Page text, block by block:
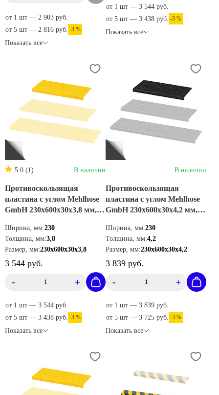
от 1 шт — 2 903 руб.
от 5 шт — 2 816 руб. -3 %
Показать все
от 1 шт — 3 544 руб.
от 5 шт — 3 438 руб. -3 %
Показать все
5.0 (1) В наличии
Противоскользящая
пластина с углом Mehlhose
GmbH 230х600х30х3,8 мм,
GKMG2300600
Ширина, мм:230
Толщина, мм:3,8
Размер, мм:230х600х30х3,8
3 544 руб.
- +
от 1 шт — 3 544 руб.
от 5 шт — 3 438 руб. -3 %
Показать все
В наличии
Противоскользящая
пластина с углом Mehlhose
GmbH 230х600х30х4,2 мм,
Ширина, мм:230
Толщина, мм:4,2
Размер, мм:230х600х30х4,2
3 839 руб.
- +
от 1 шт — 3 839 руб.
от 5 шт — 3 725 руб. -3 %
Показать все